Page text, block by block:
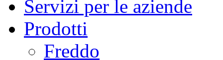
Servizi per le aziende
Prodotti
Freddo